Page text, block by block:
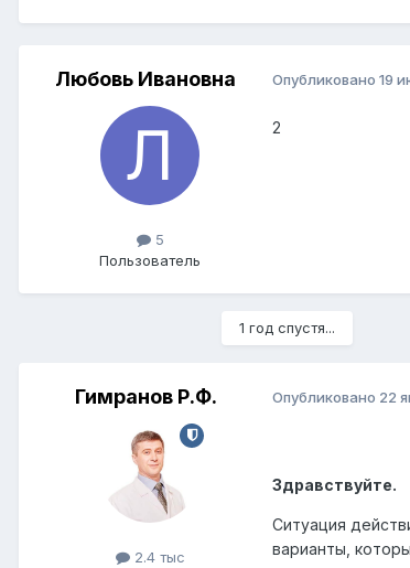
Любовь Ивановна
5
Пользователь
Опубликовано 19
2
1 год спустя...
Гимранов Р.Ф.
2.4 тыс
Опубликовано 22
Здравствуйте.
Ситуация
варианты,